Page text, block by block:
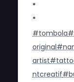
*
*
#tombola
original
artist
ntcreatif